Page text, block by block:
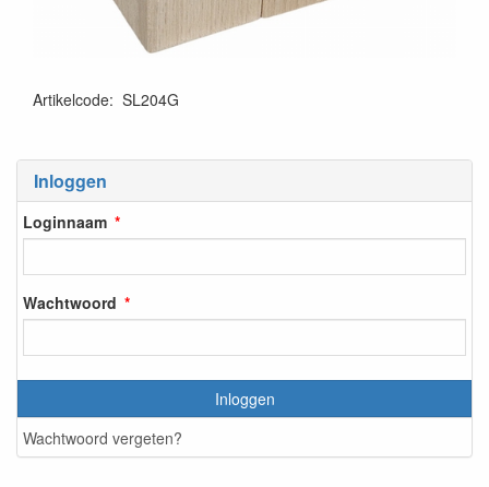
Inloggen
Loginnaam
Wachtwoord
Inloggen
Wachtwoord vergeten?
Artikelcode: SL204G